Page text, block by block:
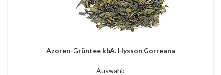
Azoren-Grüntee kbA. Hysson Gorreana
Auswahl: